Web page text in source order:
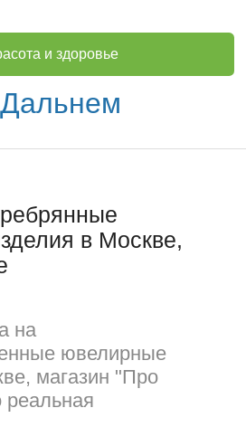
и здоровье
в Москве,
на
ювелирные
магазин "Про
реальная